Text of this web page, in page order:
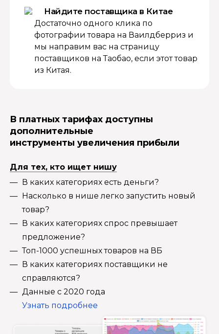
Найдите поставщика в Китае
Достаточно одного клика по
фотографии товара на Ваилдберриз и
мы направим вас на страницу
поставщиков на Таобао, если этот товар
из Китая.
В платных тарифах доступны
дополнительные
инструменты увеличения прибыли
Для тех, кто ищет нишу
В каких категориях есть деньги?
Насколько в нише легко запустить новый
товар?
В каких категориях спрос превышает
предложение?
Топ-1000 успешных товаров на ВБ
В каких категориях поставщики не
справляются?
Данные с 2020 года
Узнать подробнее